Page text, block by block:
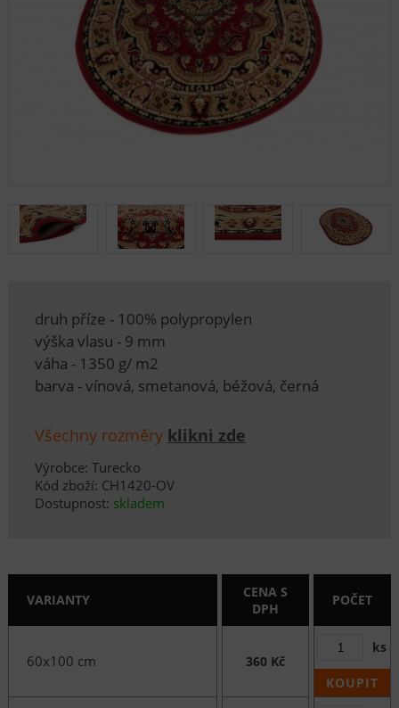
druh příze - 100% polypropylen
výška vlasu - 9 mm
váha - 1350 g/ m2
barva - vínová, smetanová, béžová, černá
Všechny rozměry klikni zde
Výrobce: Turecko
Kód zboží: CH1420-OV
Dostupnost: skladem
VARIANTY
CENA S
DPH
POČET
60x100 cm 360 Kč
ks
KOUPIT